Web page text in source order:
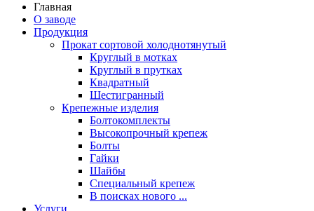
Главная
О заводе
Продукция
Прокат сортовой холоднотянутый
Круглый в мотках
Круглый в прутках
Квадратный
Шестигранный
Крепежные изделия
Болтокомплекты
Высокопрочный крепеж
Болты
Гайки
Шайбы
Специальный крепеж
В поисках нового ...
Услуги